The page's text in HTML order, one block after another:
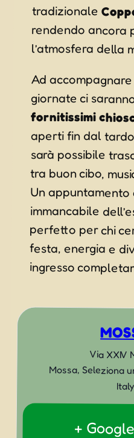
tradizionale
l’atmosfera della
Ad
giornate ci
fornitissimi
Un appuntamento
ingresso
Via XXIV
Mossa, Seleziona
Italy
+